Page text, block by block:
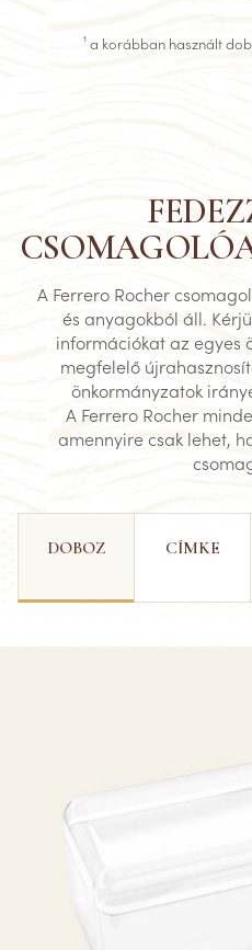
¹a korábban használt
A Ferrero Rocher
és anyagokból áll.
információkat az egyes
megfelelő
önkormányzatok
A Ferrero Rocher
amennyire csak lehet,
DOBOZ CÍMKE